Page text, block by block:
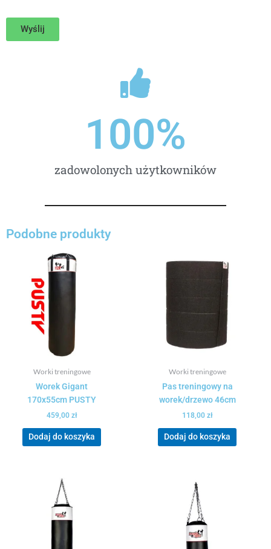
a
l
Wyślij
zadowolonych użytkowników
100%
Podobne produkty
Worki treningowe
Worek Gigant
170x55cm PUSTY
459,00 zł
Dodaj do koszyka
Worki treningowe
Pas treningowy na
worek/drzewo 46cm
118,00 zł
Dodaj do koszyka